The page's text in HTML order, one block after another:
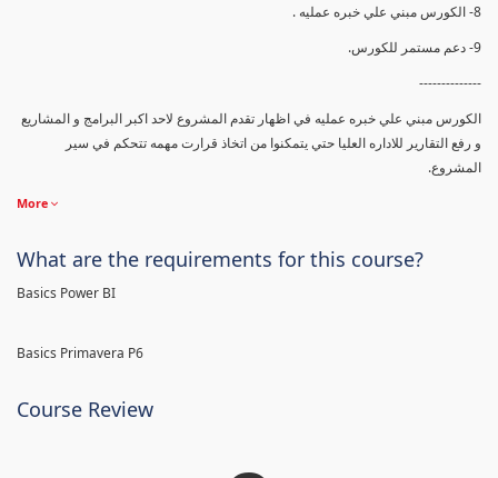
8- الكورس مبني علي خبره عمليه .
9- دعم مستمر للكورس.
--------------
الكورس مبني علي خبره عمليه في اظهار تقدم المشروع لاحد اكبر البرامج و المشاريع
و رفع التقارير للاداره العليا حتي يتمكنوا من اتخاذ قرارت مهمه تتحكم في سير
المشروع.
More
What are the requirements for this course?
Basics Power BI
Basics Primavera P6
Course Review